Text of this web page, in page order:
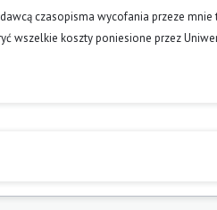
czasopisma wycofania przeze
wszelkie koszty poniesione przez